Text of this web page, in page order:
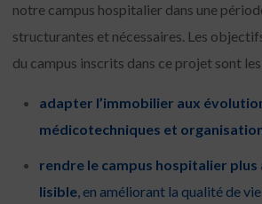
notre campus hospitalier dans une
structurantes et nécessaires. Les
du campus inscrits dans ce projet sont
adapter l’immobilier aux
médicotechniques et
rendre le campus hospitalier plus
lisible, en améliorant la qualité de